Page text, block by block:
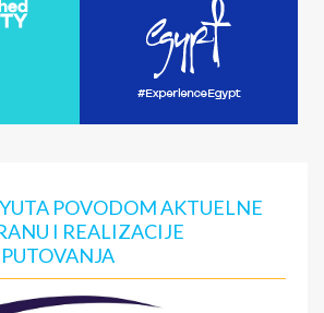
POVODOM AKTUELNE
I REALIZACIJE